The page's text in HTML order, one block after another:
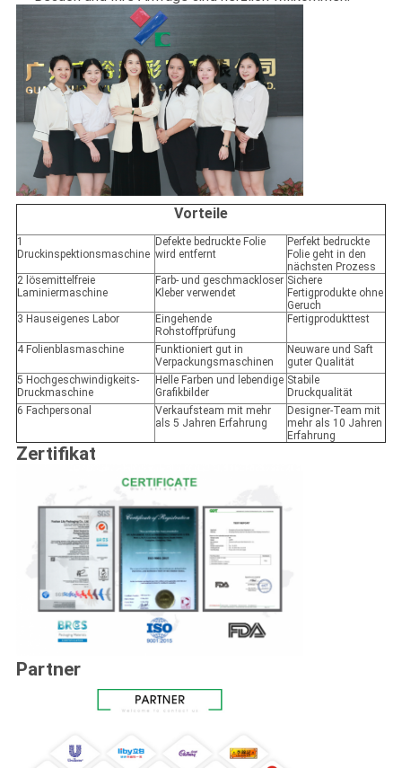
Vorteile
1
Druckinspektionsmaschine
Defekte bedruckte Folie
wird entfernt
Perfekt bedruckte
Folie geht in den
nächsten Prozess
2 lösemittelfreie
Laminiermaschine
Farb- und geschmackloser
Kleber verwendet
Sichere
Fertigprodukte ohne
Geruch
3 Hauseigenes Labor
Eingehende
Rohstoffprüfung
Fertigprodukttest
4 Folienblasmaschine
Funktioniert gut in
Verpackungsmaschinen
Neuware und Saft
guter Qualität
5 Hochgeschwindigkeits-
Druckmaschine
Helle Farben und lebendige
Grafikbilder
Stabile
Druckqualität
6 Fachpersonal
Verkaufsteam mit mehr
als 5 Jahren Erfahrung
Designer-Team mit
mehr als 10 Jahren
Erfahrung
Zertifikat
Partner